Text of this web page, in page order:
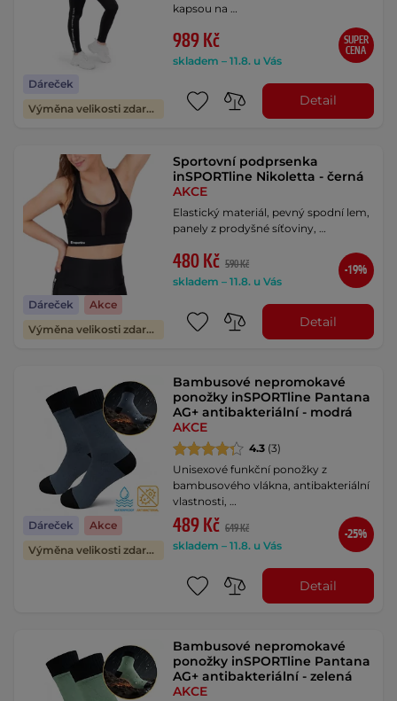
Dáreček
Výměna velikosti zdarma
kapsou na …
989 Kč
skladem – 11.8. u Vás
SUPER
CENA
Detail
Dáreček
Akce
Výměna velikosti zdarma
Sportovní podprsenka
inSPORTline Nikoletta - černá
AKCE
Elastický materiál, pevný spodní lem,
panely z prodyšné síťoviny, …
480 Kč 590 Kč
skladem – 11.8. u Vás
-19%
Detail
Dáreček
Akce
Výměna velikosti zdarma
Bambusové nepromokavé
ponožky inSPORTline Pantana
AG+ antibakteriální - modrá
AKCE
4.3 (3)
Unisexové funkční ponožky z
bambusového vlákna, antibakteriální
vlastnosti, …
489 Kč 649 Kč
skladem – 11.8. u Vás
-25%
Detail
Bambusové nepromokavé
ponožky inSPORTline Pantana
AG+ antibakteriální - zelená
AKCE